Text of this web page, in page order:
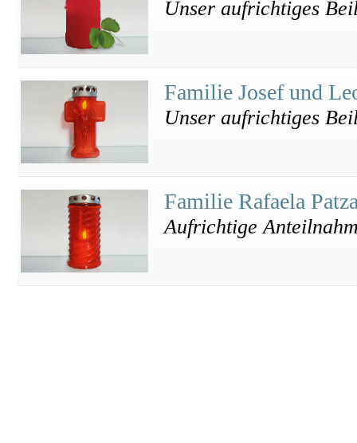
Unser aufrichtiges
Familie Josef und
Unser aufrichtiges
Familie Rafaela
Aufrichtige